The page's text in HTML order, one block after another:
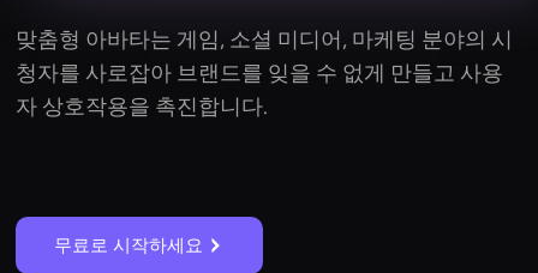
맞춤형 아바타는 게임, 소셜 미디어, 마케팅 분야의 시
청자를 사로잡아 브랜드를 잊을 수 없게 만들고 사용
자 상호작용을 촉진합니다.
무료로 시작하세요